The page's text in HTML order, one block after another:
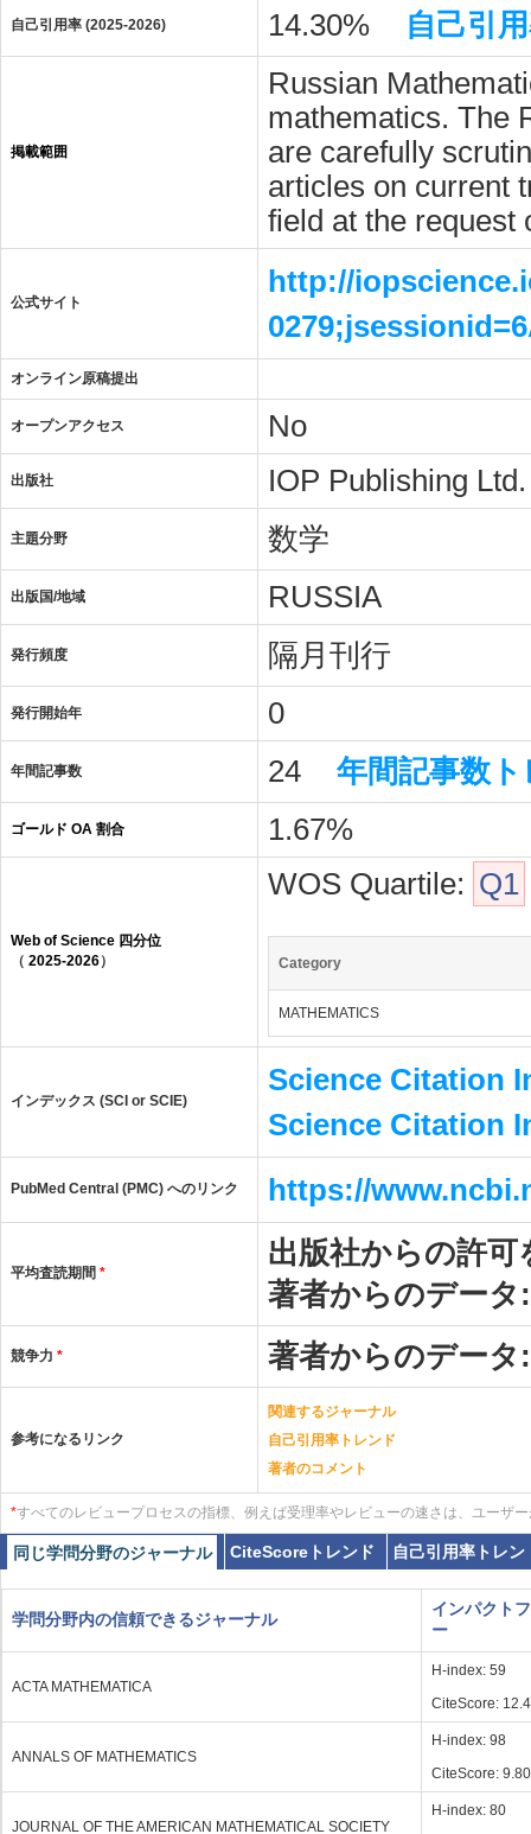
自己引用率 (2025-2026) 14.30% 自己引
掲載範囲
Russian
mathematics. The
are carefully
articles on current
field at the request
公式サイト
http://
オンライン原稿提出
オープンアクセス No
出版社 IOP Publishing Ltd.
主題分野 数学
出版国/地域 RUSSIA
発行頻度 隔月刊行
発行開始年 0
年間記事数 24 年間記事数
ゴールド OA 割合 1.67%
Web of Science 四分位
（ 2025-2026）
WOS Quartile: Q1
Category
MATHEMATICS
インデックス (SCI or SCIE)
Science Citation
Science Citation
PubMed Central (PMC) へのリンク https://
平均査読期間 *
出版社からの許
著者からのデー
競争力 * 著者からのデー
参考になるリンク
関連するジャーナル
自己引用率トレンド
著者のコメント
*すべてのレビュープロセスの指標、例えば受理率やレビューの速さは、ユーザ
同じ学問分野のジャーナル CiteScoreトレンド 自己引用率トレン
学問分野内の信頼できるジャーナル
インパクト
ー
ACTA MATHEMATICA
H-index: 59
CiteScore:
ANNALS OF MATHEMATICS
H-index: 98
CiteScore: 9.80
JOURNAL OF THE AMERICAN MATHEMATICAL SOCIETY
H-index: 80